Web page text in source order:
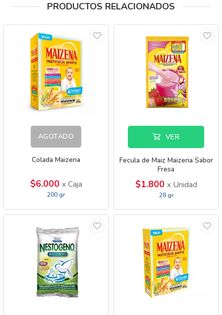
PRODUCTOS RELACIONADOS
AGOTADO
Colada Maizena
$6.000 x Caja
200 gr
VER
Fecula de Maiz Maizena Sabor
Fresa
$1.800 x Unidad
28 gr